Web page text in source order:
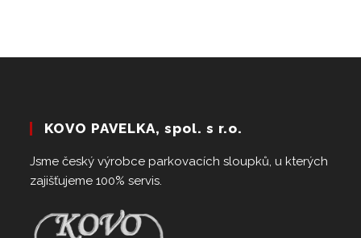
KOVO PAVELKA, spol. s r.o.
Jsme český výrobce parkovacích sloupků, u kterých
zajišťujeme 100% servis.